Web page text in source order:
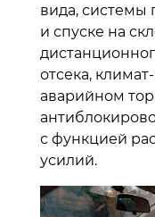
вида, системы
и спуске на
отсека,
аварийном
с функцией
усилий.